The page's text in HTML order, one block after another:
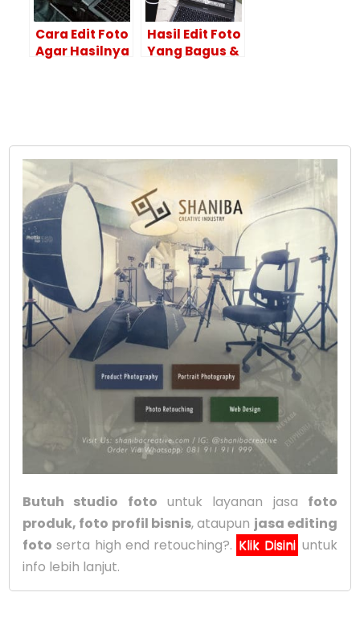
Cara Edit Foto
Agar Hasilnya
Hasil Edit Foto
Yang Bagus &
Butuh studio foto untuk layanan jasa foto
produk, foto profil bisnis, ataupun jasa editing
foto serta high end retouching?. Klik Disini untuk
info lebih lanjut.